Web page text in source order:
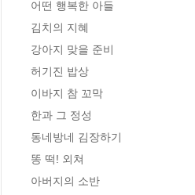
어떤 행복한 아들
김치의 지혜
강아지 맞을 준비
허기진 밥상
이바지 참 꼬막
한과 그 정성
동네방네 김장하기
똥 떡! 외쳐
아버지의 소반